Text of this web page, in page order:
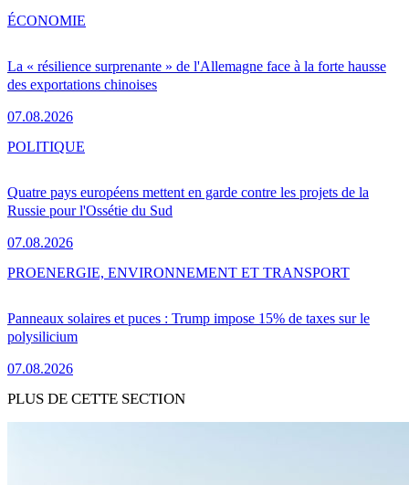
La « résilience surprenante » de l'Allemagne face à la forte hausse
des exportations chinoises
07.08.2026
ÉCONOMIE
Quatre pays européens mettent en garde contre les projets de la
Russie pour l'Ossétie du Sud
07.08.2026
POLITIQUE
Panneaux solaires et puces : Trump impose 15% de taxes sur le
polysilicium
07.08.2026
PROENERGIE, ENVIRONNEMENT ET TRANSPORT
PLUS DE CETTE SECTION